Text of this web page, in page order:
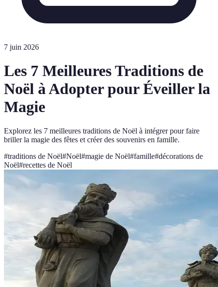
7 juin 2026
Les 7 Meilleures Traditions de
Noël à Adopter pour Éveiller la
Magie
Explorez les 7 meilleures traditions de Noël à intégrer pour faire
briller la magie des fêtes et créer des souvenirs en famille.
#traditions de Noël#Noël#magie de Noël#famille#décorations de
Noël#recettes de Noël